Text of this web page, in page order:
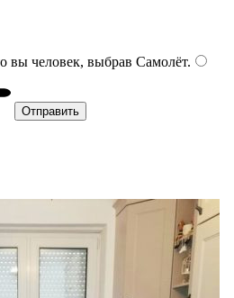
вы человек, выбрав Самолёт.